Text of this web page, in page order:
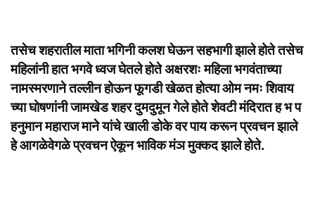
तसेच शहरातील माता भगिनी कलश घेऊन सहभागी झाले होते तसेच
महिलांनी हात भगवे ध्वज घेतले होते अक्षरशः महिला भगवंताच्या
नामस्मरणाने तल्लीन होऊन फूगडी खेळत होत्या ओम नमः शिवाय
च्या घोषणांनी जामखेड शहर दुमदुमून गेले होते शेवटी मंदिरात ह भ प
हनुमान महाराज माने यांचे खाली डोके वर पाय करून प्रवचन झाले
हे आगळेवेगळे प्रवचन ऐकून भाविक मंञ मुक्कद झाले होते.